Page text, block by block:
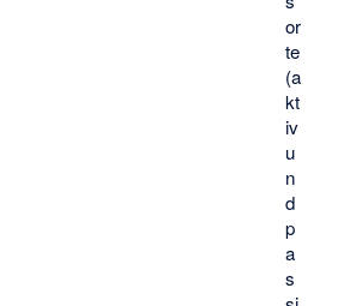
or
te
(a
kt
iv
u
n
d
p
a
s